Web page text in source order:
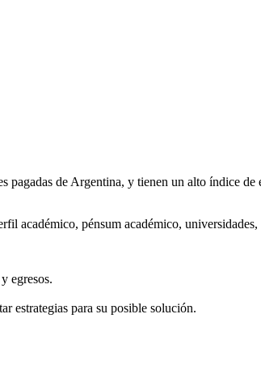
pagadas de Argentina, y tienen un alto índice
académico, pénsum académico, universidades,
egresos.
estrategias para su posible solución.